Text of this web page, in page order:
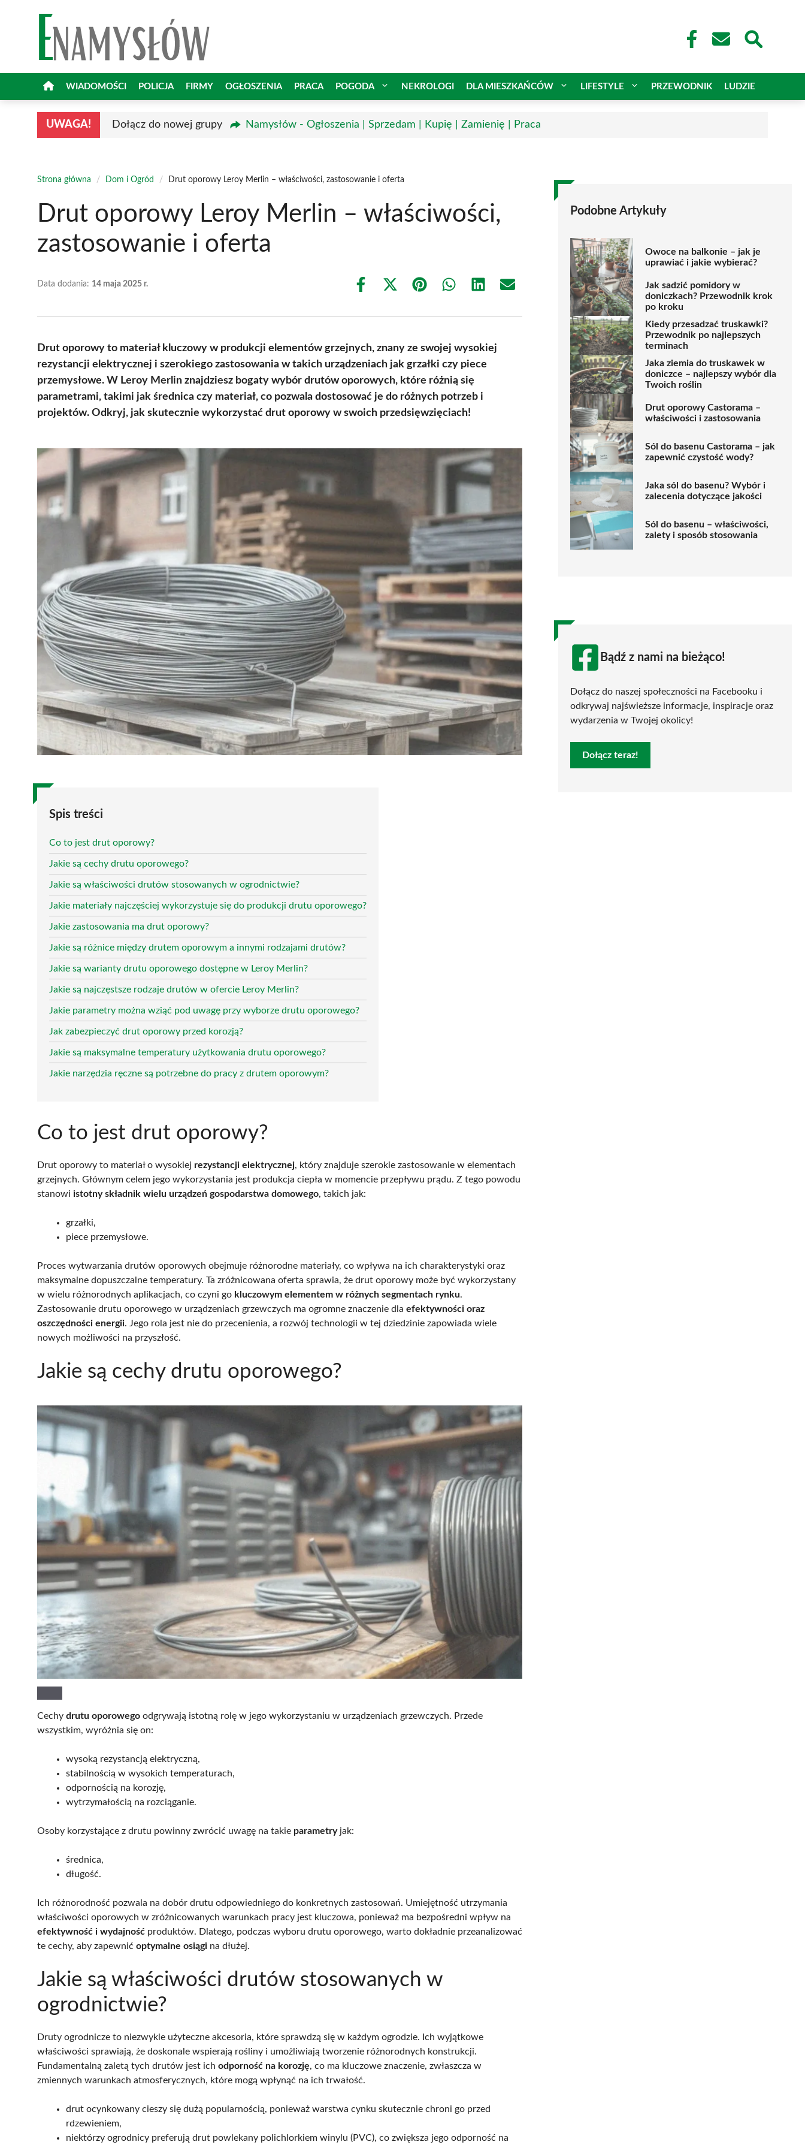
WIADOMOŚCI POLICJA FIRMY OGŁOSZENIA PRACA POGODA NEKROLOGI DLA MIESZKAŃCÓW LIFESTYLE PRZEWODNIK LUDZIE
UWAGA! Dołącz do nowej grupy Namysłów - Ogłoszenia | Sprzedam | Kupię | Zamienię | Praca
Strona główna / Dom i Ogród / Drut oporowy Leroy Merlin – właściwości, zastosowanie i oferta
Drut oporowy Leroy Merlin – właściwości,
zastosowanie i oferta
Data dodania: 14 maja 2025 r.
Share
Share
(Twitter)
Share Share Share Share
Drut oporowy to materiał kluczowy w produkcji elementów grzejnych, znany ze swojej wysokiej
rezystancji elektrycznej i szerokiego zastosowania w takich urządzeniach jak grzałki czy piece
przemysłowe. W Leroy Merlin znajdziesz bogaty wybór drutów oporowych, które różnią się
parametrami, takimi jak średnica czy materiał, co pozwala dostosować je do różnych potrzeb i
projektów. Odkryj, jak skutecznie wykorzystać drut oporowy w swoich przedsięwzięciach!
Spis treści
Co to jest drut oporowy?
Jakie są cechy drutu oporowego?
Jakie są właściwości drutów stosowanych w ogrodnictwie?
Jakie materiały najczęściej wykorzystuje się do produkcji drutu oporowego?
Jakie zastosowania ma drut oporowy?
Jakie są różnice między drutem oporowym a innymi rodzajami drutów?
Jakie są warianty drutu oporowego dostępne w Leroy Merlin?
Jakie są najczęstsze rodzaje drutów w ofercie Leroy Merlin?
Jakie parametry można wziąć pod uwagę przy wyborze drutu oporowego?
Jak zabezpieczyć drut oporowy przed korozją?
Jakie są maksymalne temperatury użytkowania drutu oporowego?
Jakie narzędzia ręczne są potrzebne do pracy z drutem oporowym?
Co to jest drut oporowy?
Drut oporowy to materiał o wysokiej rezystancji elektrycznej, który znajduje szerokie zastosowanie w elementach
grzejnych. Głównym celem jego wykorzystania jest produkcja ciepła w momencie przepływu prądu. Z tego powodu
stanowi istotny składnik wielu urządzeń gospodarstwa domowego, takich jak:
grzałki,
piece przemysłowe.
Proces wytwarzania drutów oporowych obejmuje różnorodne materiały, co wpływa na ich charakterystyki oraz
maksymalne dopuszczalne temperatury. Ta zróżnicowana oferta sprawia, że drut oporowy może być wykorzystany
w wielu różnorodnych aplikacjach, co czyni go kluczowym elementem w różnych segmentach rynku.
Zastosowanie drutu oporowego w urządzeniach grzewczych ma ogromne znaczenie dla efektywności oraz
oszczędności energii. Jego rola jest nie do przecenienia, a rozwój technologii w tej dziedzinie zapowiada wiele
nowych możliwości na przyszłość.
Jakie są cechy drutu oporowego?
Cechy drutu oporowego odgrywają istotną rolę w jego wykorzystaniu w urządzeniach grzewczych. Przede
wszystkim, wyróżnia się on:
wysoką rezystancją elektryczną,
stabilnością w wysokich temperaturach,
odpornością na korozję,
wytrzymałością na rozciąganie.
Osoby korzystające z drutu powinny zwrócić uwagę na takie parametryjak:
średnica,
długość.
Ich różnorodność pozwala na dobór drutu odpowiedniego do konkretnych zastosowań. Umiejętność utrzymania
właściwości oporowych w zróżnicowanych warunkach pracy jest kluczowa, ponieważ ma bezpośredni wpływ na
efektywność i wydajność produktów. Dlatego, podczas wyboru drutu oporowego, warto dokładnie przeanalizować
te cechy, aby zapewnić optymalne osiągi na dłużej.
Jakie są właściwości drutów stosowanych w
ogrodnictwie?
Druty ogrodnicze to niezwykle użyteczne akcesoria, które sprawdzą się w każdym ogrodzie. Ich wyjątkowe
właściwości sprawiają, że doskonale wspierają rośliny i umożliwiają tworzenie różnorodnych konstrukcji.
Fundamentalną zaletą tych drutów jest ich odporność na korozję, co ma kluczowe znaczenie, zwłaszcza w
zmiennych warunkach atmosferycznych, które mogą wpłynąć na ich trwałość.
drut ocynkowany cieszy się dużą popularnością, ponieważ warstwa cynku skutecznie chroni go przed
rdzewieniem,
niektórzy ogrodnicy preferują drut powlekany polichlorkiem winylu (PVC), co zwiększa jego odporność na
Podobne Artykuły
Owoce na balkonie – jak je
uprawiać i jakie wybierać?
Jak sadzić pomidory w
doniczkach? Przewodnik krok
po kroku
Kiedy przesadzać truskawki?
Przewodnik po najlepszych
terminach
Jaka ziemia do truskawek w
doniczce – najlepszy wybór dla
Twoich roślin
Drut oporowy Castorama –
właściwości i zastosowania
Sól do basenu Castorama – jak
zapewnić czystość wody?
Jaka sól do basenu? Wybór i
zalecenia dotyczące jakości
Sól do basenu – właściwości,
zalety i sposób stosowania
Bądź z nami na bieżąco!
Dołącz do naszej społeczności na Facebooku i
odkrywaj najświeższe informacje, inspiracje oraz
wydarzenia w Twojej okolicy!
Dołącz teraz!